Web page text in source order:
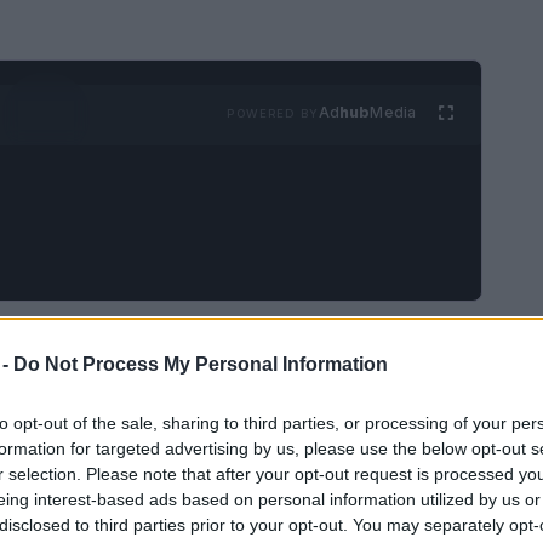
Do Not Process My Personal Information
opt-out of the sale, sharing to third parties, or processing of your
for targeted advertising by us, please use the below opt-out
selection. Please note that after your opt-out request is processed
interest-based ads based on personal information utilized by us
to third parties prior to your opt-out. You may separately
AdhubMedia
Fin dal loro lancio nel 1994, queste
e investitori grazie ai loro motivi
tirature limitate. Ogni anno, laZecca
ogni emissione un’opportunità unica per